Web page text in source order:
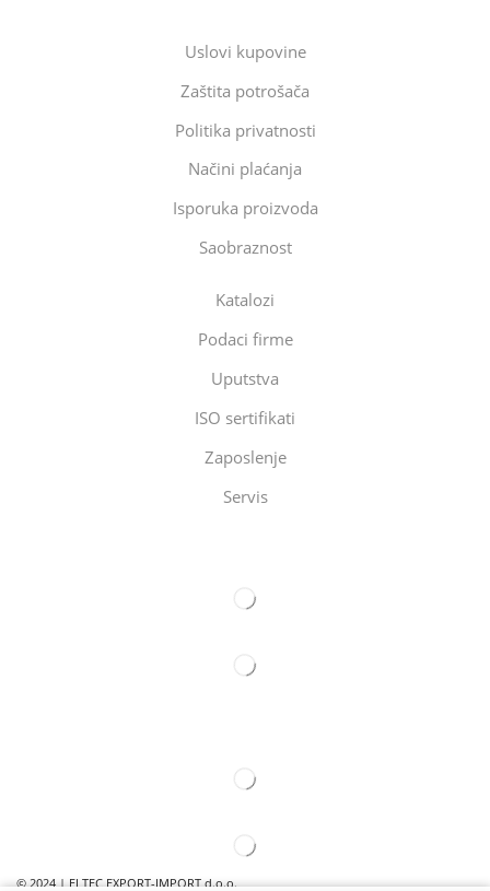
Uslovi kupovine
Zaštita potrošača
Politika privatnosti
Načini plaćanja
Isporuka proizvoda
Saobraznost
Katalozi
Podaci firme
Uputstva
ISO sertifikati
Zaposlenje
Servis
© 2024 | ELTEC EXPORT-IMPORT d.o.o.